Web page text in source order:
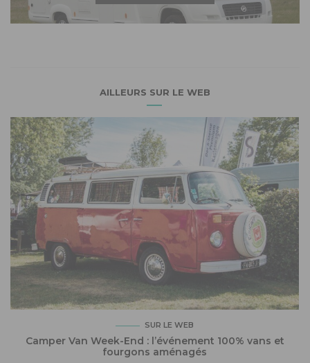
AILLEURS SUR LE WEB
SUR LE WEB
Camper Van Week-End : l’événement 100% vans et
fourgons aménagés